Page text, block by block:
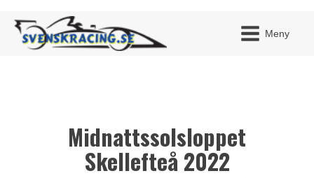
Meny
Midnattssolsloppet
Skellefteå 2022